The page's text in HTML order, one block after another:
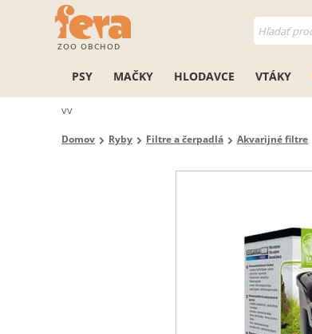
ZOO OBCHOD
PSY MAČKY HLODAVCE VTÁKY
vv
Domov Ryby Filtre a čerpadlá Akvarijné filtre